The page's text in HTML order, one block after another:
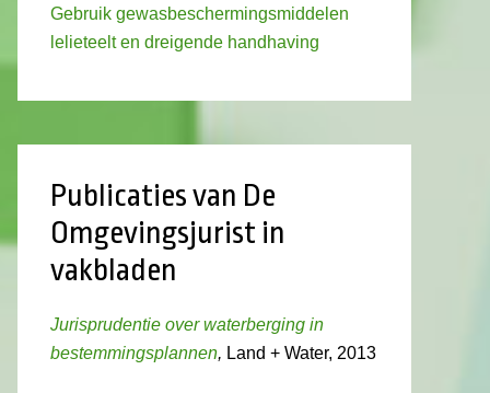
Gebruik gewasbeschermingsmiddelen
lelieteelt en dreigende handhaving
Publicaties van De
Omgevingsjurist in
vakbladen
Jurisprudentie over waterberging in
bestemmingsplannen, Land + Water, 2013